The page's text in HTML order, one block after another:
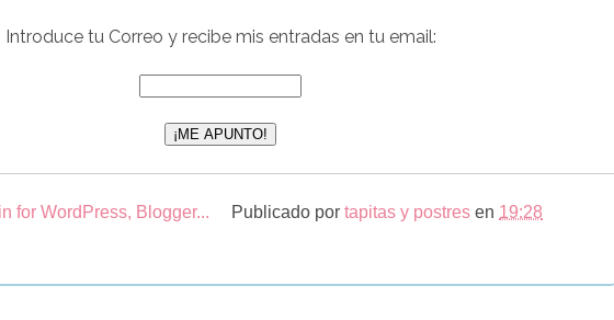
Introduce tu Correo y recibe mis entradas en tu email:
Publicado por tapitas y postres en 19:28